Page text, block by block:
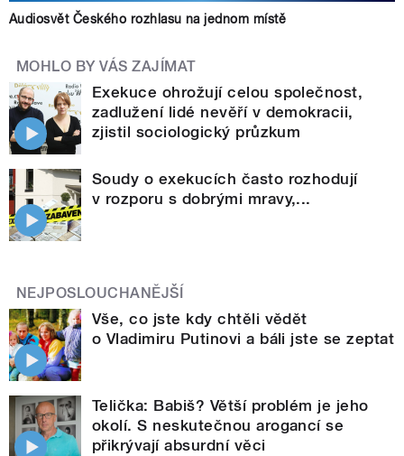
Audiosvět Českého rozhlasu na jednom místě
MOHLO BY VÁS ZAJÍMAT
Exekuce ohrožují celou společnost,
zadlužení lidé nevěří v demokracii,
zjistil sociologický průzkum
Soudy o exekucích často rozhodují
v rozporu s dobrými mravy,...
NEJPOSLOUCHANĚJŠÍ
Vše, co jste kdy chtěli vědět
o Vladimiru Putinovi a báli jste se zeptat
Telička: Babiš? Větší problém je jeho
okolí. S neskutečnou arogancí se
přikrývají absurdní věci